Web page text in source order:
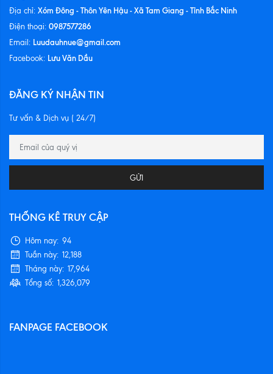
Địa chỉ: Xóm Đông - Thôn Yên Hậu - Xã Tam Giang - Tỉnh Bắc Ninh
Điện thoại: 0987577286
Email: Luudauhnue@gmail.com
Facebook: Lưu Văn Dầu
ĐĂNG KÝ NHẬN TIN
Tư vấn & Dịch vụ ( 24/7)
GỬI
THỐNG KÊ TRUY CẬP
Hôm nay: 94
Tuần này: 12,188
Tháng này: 17,964
Tổng số: 1,326,079
FANPAGE FACEBOOK